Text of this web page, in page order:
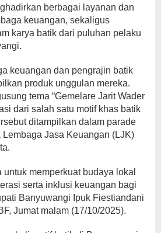
berbagai layanan dan
keuangan, sekaligus
karya batik dari puluhan pelaku
keuangan dan pengrajin batik
produk unggulan mereka.
tema “Gemelare Jarit Wader
dari salah satu motif khas batik
ditampilkan dalam parade
Jasa Keuangan (LJK)
untuk memperkuat budaya lokal
serta inklusi keuangan bagi
Banyuwangi Ipuk Fiestiandani
Jumat malam (17/10/2025).